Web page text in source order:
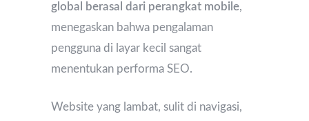
global berasal dari perangkat mobile,
menegaskan bahwa pengalaman
pengguna di layar kecil sangat
menentukan performa SEO.
Website yang lambat, sulit di navigasi,